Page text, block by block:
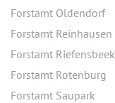
Forstamt Oldendorf
Forstamt Reinhausen
Forstamt Riefensbeek
Forstamt Rotenburg
Forstamt Saupark